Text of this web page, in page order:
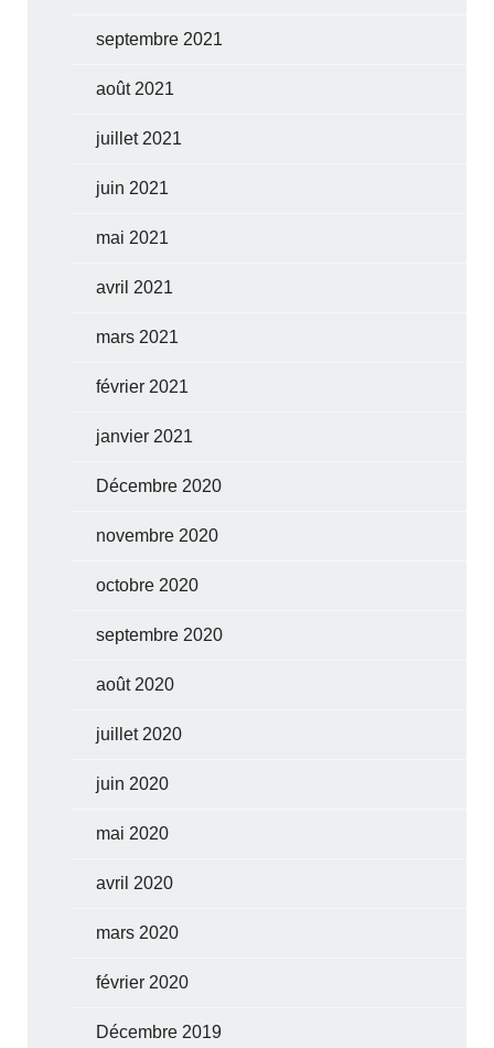
septembre 2021
août 2021
juillet 2021
juin 2021
mai 2021
avril 2021
mars 2021
février 2021
janvier 2021
Décembre 2020
novembre 2020
octobre 2020
septembre 2020
août 2020
juillet 2020
juin 2020
mai 2020
avril 2020
mars 2020
février 2020
Décembre 2019